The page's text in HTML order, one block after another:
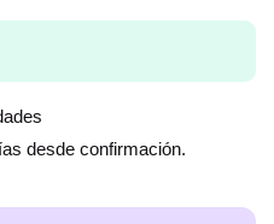
desde confirmación.